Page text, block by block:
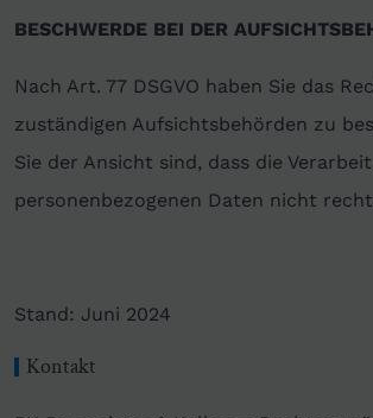
BESCHWERDE BEI DER
Nach Art. 77 DSGVO haben Sie das
zuständigen Aufsichtsbehörden zu
Sie der Ansicht sind, dass die
personenbezogenen Daten nicht
Stand: Juni 2024
Kontakt